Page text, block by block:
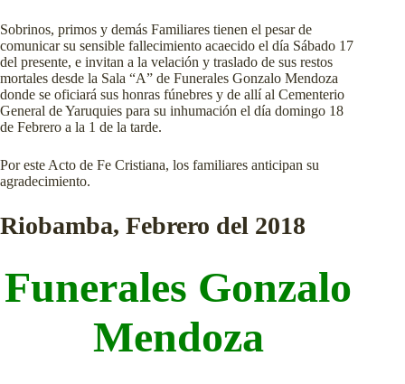
Sobrinos, primos y demás Familiares tienen el pesar de
comunicar su sensible fallecimiento acaecido el día Sábado 17
del presente, e invitan a la velación y traslado de sus restos
mortales desde la Sala “A” de Funerales Gonzalo Mendoza
donde se oficiará sus honras fúnebres y de allí al Cementerio
General de Yaruquies para su inhumación el día domingo 18
de Febrero a la 1 de la tarde.
Por este Acto de Fe Cristiana, los familiares anticipan su
agradecimiento.
Riobamba, Febrero del 2018
Funerales Gonzalo
Mendoza